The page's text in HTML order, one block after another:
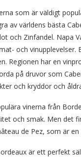
som är väldigt
av världens bästa
och Zinfandel. Napa
och vinupplevelser.
Regionen har en
på druvor som
och kryddor och
vinerna från
och smak. Men det
de Pez, som är
är ett perfekt